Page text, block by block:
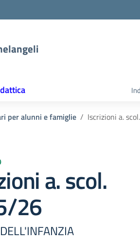
per alunni e famiglie Iscrizioni a.
a. scol.
26